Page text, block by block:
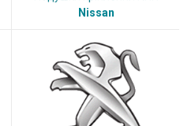
Nissan